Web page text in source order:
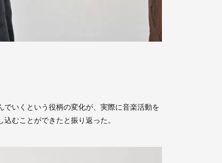
いくという役柄の変化が、実際に音楽活動を
むことができたと振り返った。